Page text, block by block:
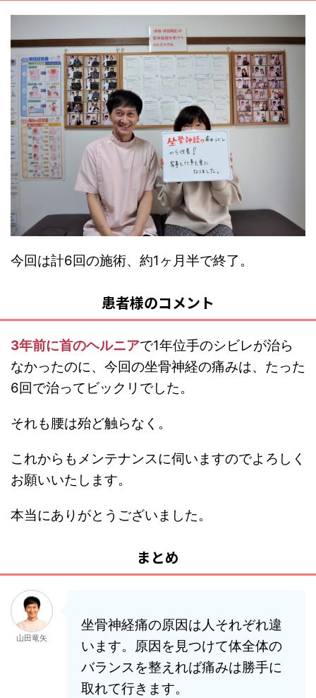
今回は計6回の施術、約1ヶ月半で終了。
患者様のコメント
3年前に首のヘルニアで1年位手のシビレが治ら
なかったのに、今回の坐骨神経の痛みは、たった
6回で治ってビックリでした。
それも腰は殆ど触らなく。
これからもメンテナンスに伺いますのでよろしく
お願いいたします。
本当にありがとうございました。
まとめ
山田竜矢
坐骨神経痛の原因は人それぞれ違
います。原因を見つけて体全体の
バランスを整えれば痛みは勝手に
取れて行きます。